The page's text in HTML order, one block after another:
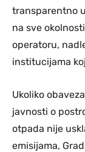
transparentno
na sve
operatoru,
institucijama
Ukoliko
javnosti o
otpada nije
emisijama,